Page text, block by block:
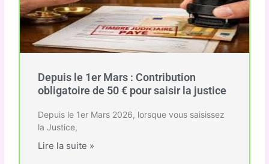
Depuis le 1er Mars : Contribution
obligatoire de 50 € pour saisir la justice
Depuis le 1er Mars 2026, lorsque vous saisissez
la Justice,
Lire la suite »